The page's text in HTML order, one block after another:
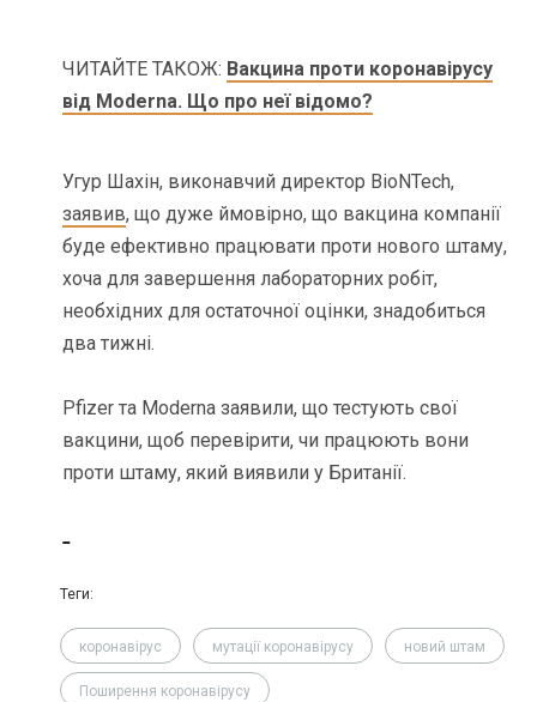
ЧИТАЙТЕ ТАКОЖ: Вакцина проти коронавірусу
від Moderna. Що про неї відомо?
Угур Шахін, виконавчий директор BioNTech,
заявив, що дуже ймовірно, що вакцина компанії
буде ефективно працювати проти нового штаму,
хоча для завершення лабораторних робіт,
необхідних для остаточної оцінки, знадобиться
два тижні.
Pfizer та Moderna заявили, що тестують свої
вакцини, щоб перевірити, чи працюють вони
проти штаму, який виявили у Британії.
Теги:
коронавірус мутації коронавірусу новий штам
Поширення коронавірусу